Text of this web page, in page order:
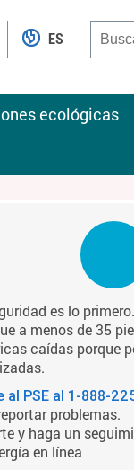
ecológicas
ES
es lo
a menos de 35
caídas porque
al PSE al 1-888-
problemas.
y haga un
en línea